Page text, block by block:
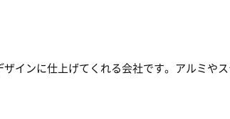
インに仕上げてくれる会社です。アルミや